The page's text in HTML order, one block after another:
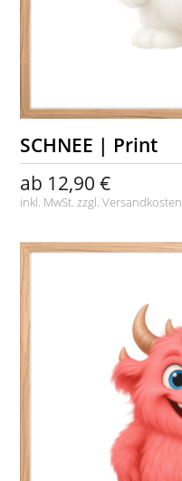
SCHNEE | Print
ab 12,90 €
inkl. MwSt. zzgl.Versandkosten